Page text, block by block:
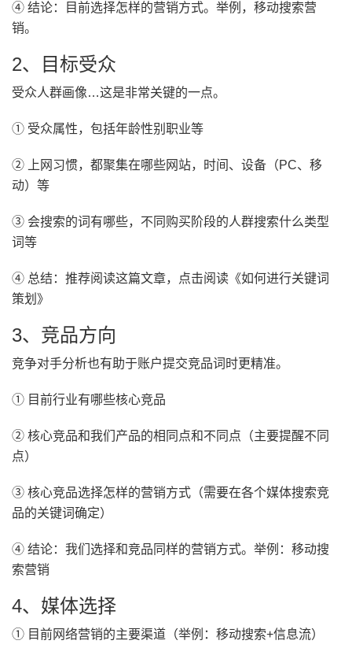
④ 结论：目前选择怎样的营销方式。举例，移动搜索营
销。
2、目标受众
受众人群画像…这是非常关键的一点。
① 受众属性，包括年龄性别职业等
② 上网习惯，都聚集在哪些网站，时间、设备（PC、移
动）等
③ 会搜索的词有哪些，不同购买阶段的人群搜索什么类型
词等
④ 总结：推荐阅读这篇文章，点击阅读《如何进行关键词
策划》
3、竞品方向
竞争对手分析也有助于账户提交竞品词时更精准。
① 目前行业有哪些核心竞品
② 核心竞品和我们产品的相同点和不同点（主要提醒不同
点）
③ 核心竞品选择怎样的营销方式（需要在各个媒体搜索竞
品的关键词确定）
④ 结论：我们选择和竞品同样的营销方式。举例：移动搜
索营销
4、媒体选择
① 目前网络营销的主要渠道（举例：移动搜索+信息流）